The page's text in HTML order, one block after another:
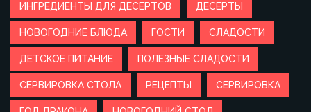
ИНГРЕДИЕНТЫ ДЛЯ ДЕСЕРТОВ ДЕСЕРТЫ
НОВОГОДНИЕ БЛЮДА ГОСТИ СЛАДОСТИ
ДЕТСКОЕ ПИТАНИЕ ПОЛЕЗНЫЕ СЛАДОСТИ
СЕРВИРОВКА СТОЛА РЕЦЕПТЫ СЕРВИРОВКА